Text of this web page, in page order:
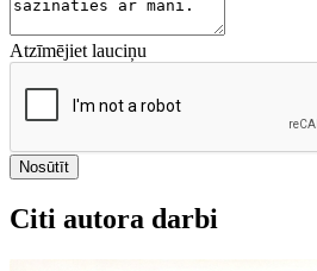
Atzīmējiet lauciņu
Nosūtīt
Citi autora darbi